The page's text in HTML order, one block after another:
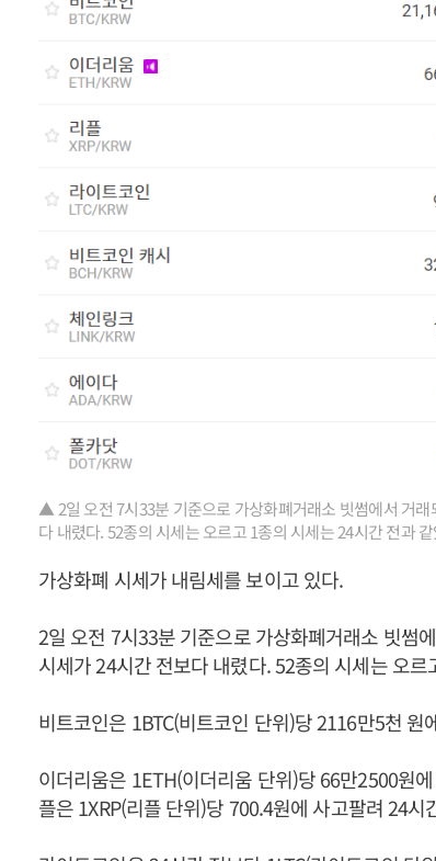
▲ 2일 오전 7시33분 기준으로 가상화폐거래소 빗썸에서 거
다 내렸다. 52종의 시세는 오르고 1종의 시세는 24시간 전과
가상화폐 시세가 내림세를 보이고 있다.
2일 오전 7시33분 기준으로 가상화폐거래소 빗썸
시세가 24시간 전보다 내렸다. 52종의 시세는 오
비트코인은 1BTC(비트코인 단위)당 2116만5천
이더리움은 1ETH(이더리움 단위)당 66만2500원
플은 1XRP(리플 단위)당 700.4원에 사고팔려 24